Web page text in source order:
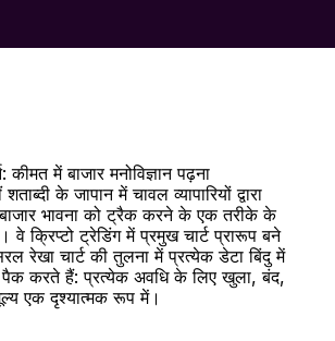
में बाजार मनोविज्ञान पढ़ना
के जापान में चावल व्यापारियों द्वारा
भावना को ट्रैक करने के एक तरीके के
वे क्रिप्टो ट्रेडिंग में प्रमुख चार्ट प्रारूप बने
रेखा चार्ट की तुलना में प्रत्येक डेटा बिंदु में
पैक करते हैं: प्रत्येक अवधि के लिए खुला, बंद,
एक दृश्यात्मक रूप में।